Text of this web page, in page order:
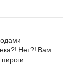
Нет?! Вам